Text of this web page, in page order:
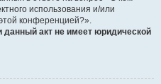
использования и/или
конференцией?».
данный акт не имеет юридической